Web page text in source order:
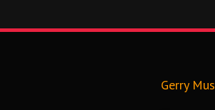
Gerry